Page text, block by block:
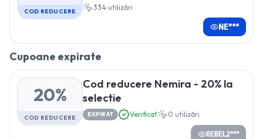
COD REDUCERE 334 utilizări
NE***
Cupoane expirate
20%
COD REDUCERE
Cod reducere Nemira - 20% la
selectie
EXPIRAT Verificat 0 utilizări
REBEL2***